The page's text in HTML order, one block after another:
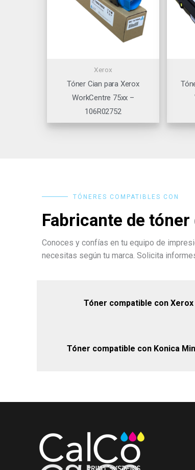
Xerox
Tóner Cian para Xerox
WorkCentre 75xx –
106R02752
TÓNERES COMPATIBLES CON
Fabricante de tóner
Conoces y confías en tu equipo de
necesitas según tu marca. Solicita
Tóner compatible con Xerox
Tóner compatible con Konica